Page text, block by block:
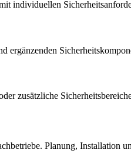
individuellen
ergänzenden
zusätzliche
Planung,